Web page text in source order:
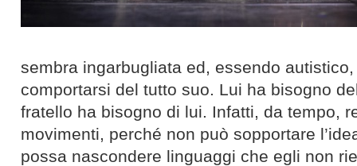
sembra ingarbugliata ed, essendo
comportarsi del tutto suo. Lui ha bisogno
fratello ha bisogno di lui. Infatti, da tempo,
movimenti, perché non può sopportare
possa nascondere linguaggi che egli non